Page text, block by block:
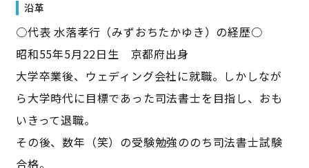
沿革
○代表 水落孝行（みずおちたかゆき）の経歴○
昭和55年5月22日生 京都府出身
大学卒業後、ウェディング会社に就職。しかしなが
ら大学時代に目標であった司法書士を目指し、おも
いきって退職。
その後、数年（笑）の受験勉強ののち司法書士試験
合格。